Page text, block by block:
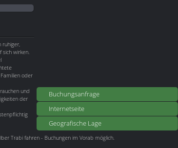
Buchungsanfrage
Internetseite
Geografische Lage
ruhiger,
sich wirken.
oder
und
der
Trabi fahren - Buchungen im Vorab möglich.